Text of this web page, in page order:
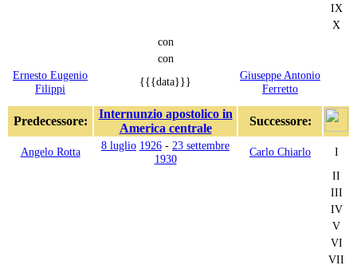
IX
X
con
con
Ernesto Eugenio
Filippi
{{{data}}}
Giuseppe Antonio
Ferretto
Predecessore:
Internunzio apostolico in
America centrale
Successore:
Angelo Rotta 8 luglio 1926 - 23 settembre
1930
Carlo Chiarlo
I
II
III
IV
V
VI
VII